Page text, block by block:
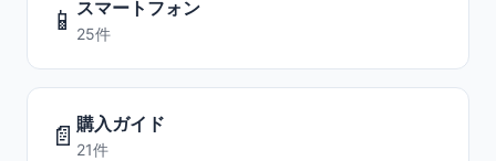
📱 スマートフォン
25件
📄 購入ガイド
21件